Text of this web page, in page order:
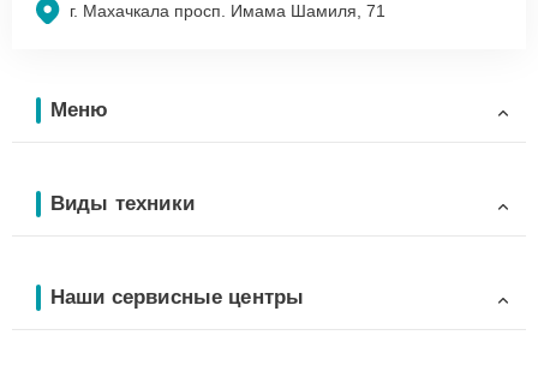
г. Махачкала просп. Имама Шамиля, 71
Меню
Виды техники
Наши сервисные центры